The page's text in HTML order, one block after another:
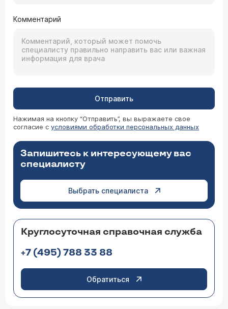
Комментарий
Отправить
Нажимая на кнопку “Отправить”, вы выражаете свое
согласие с условиями обработки персональных данных
Запишитесь к интересующему вас
специалисту
Выбрать специалиста
Круглосуточная справочная служба
+7 (495) 788 33 88
Обратиться